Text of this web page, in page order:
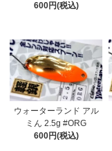
600円(税込)
ウォーターランド アル
ミん 2.5g #ORG
600円(税込)